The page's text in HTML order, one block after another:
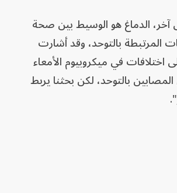
الدماغ هو الوسيط بين صحة
المرتبطة بالتوحد، وقد أشارت
اختلافات في ميكروبيوم الأمعاء
بالتوحد، لكن بحثنا يربط